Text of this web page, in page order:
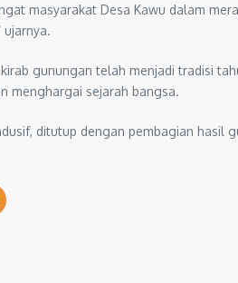
masyarakat Desa Kawu dalam
ujarnya.
gunungan telah menjadi tradisi
menghargai sejarah bangsa.
ditutup dengan pembagian hasil